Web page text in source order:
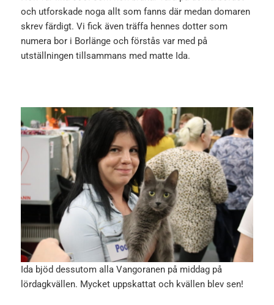
och utforskade noga allt som fanns där medan domaren
skrev färdigt. Vi fick även träffa hennes dotter som
numera bor i Borlänge och förstås var med på
utställningen tillsammans med matte Ida.
Ida bjöd dessutom alla Vangoranen på middag på
lördagkvällen. Mycket uppskattat och kvällen blev sen!